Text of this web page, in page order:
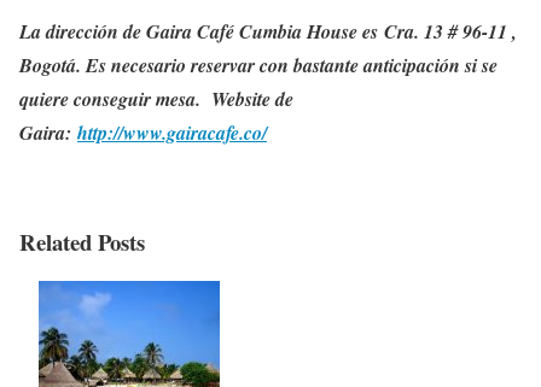
La dirección de Gaira Café Cumbia House es Cra. 13 # 96-11 ,
Bogotá. Es necesario reservar con bastante anticipación si se
quiere conseguir mesa. Website de
Gaira: http://www.gairacafe.co/
Related Posts